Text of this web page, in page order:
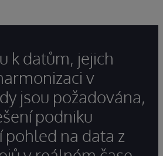
k datům, jejich
v
jsou požadována,
podniku
pohled na data z